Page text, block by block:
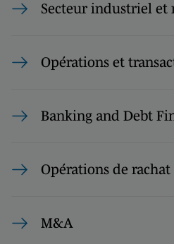
Secteur industriel et
Opérations et
Banking and Debt
Opérations de rachat
M&A